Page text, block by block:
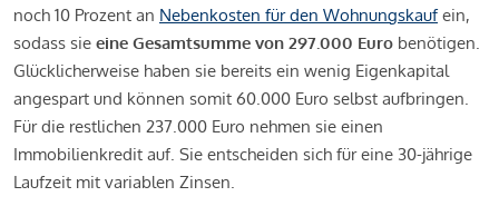
noch 10 Prozent an Nebenkosten für den Wohnungskaufein,
sodass sie eine Gesamtsumme von 297.000 Euro benötigen.
Glücklicherweise haben sie bereits ein wenig Eigenkapital
angespart und können somit 60.000 Euro selbst aufbringen.
Für die restlichen 237.000 Euro nehmen sie einen
Immobilienkredit auf. Sie entscheiden sich für eine 30-jährige
Laufzeit mit variablen Zinsen.